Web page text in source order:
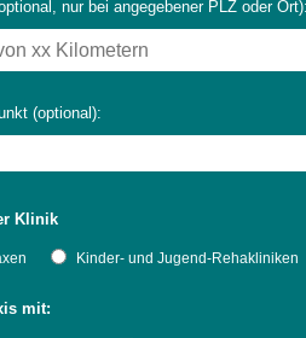
Impfsicherheit
Notdienste
Empfehlungen
nur bei angegebener PLZ oder Ort):
(optional):
Klinik
Kinder- und Jugend-Rehakliniken
mit: